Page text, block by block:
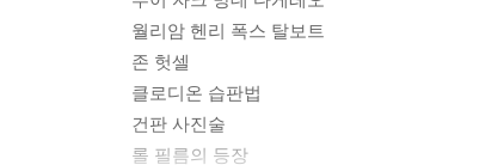
월리암 헨리 폭스 탈보트
존 헛셀
클로디온 습판법
건판 사진술
롤 필름의 등장